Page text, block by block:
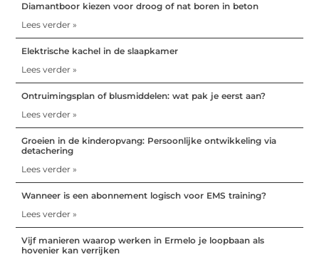
Diamantboor kiezen voor droog of nat boren in beton
Lees verder »
Elektrische kachel in de slaapkamer
Lees verder »
Ontruimingsplan of blusmiddelen: wat pak je eerst aan?
Lees verder »
Groeien in de kinderopvang: Persoonlijke ontwikkeling via
detachering
Lees verder »
Wanneer is een abonnement logisch voor EMS training?
Lees verder »
Vijf manieren waarop werken in Ermelo je loopbaan als
hovenier kan verrijken